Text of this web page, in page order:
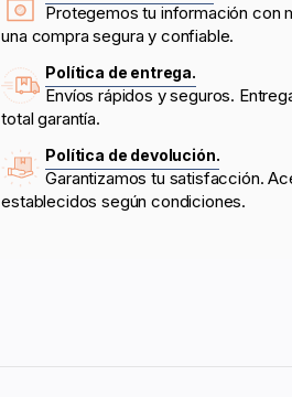
Protegemos tu información con
una compra segura y confiable.
Política de entrega.
Envíos rápidos y seguros.
total garantía.
Política de devolución.
Garantizamos tu satisfacción.
establecidos según condiciones.